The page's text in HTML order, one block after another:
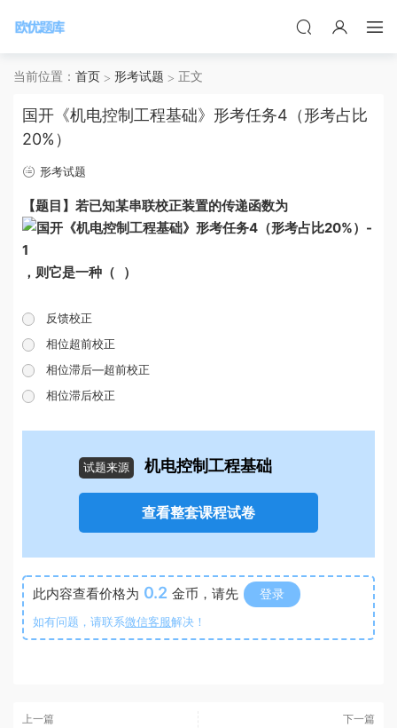
当前位置： 首页 形考试题 正文
国开《机电控制工程基础》形考任务4（形考占比
20%）
形考试题
【题目】若已知某串联校正装置的传递函数为
，则它是一种（ ）
反馈校正
相位超前校正
相位滞后—超前校正
相位滞后校正
试题来源 机电控制工程基础
查看整套课程试卷
此内容查看价格为 0.2 金币，请先 登录
如有问题，请联系微信客服解决！
上一篇 下一篇